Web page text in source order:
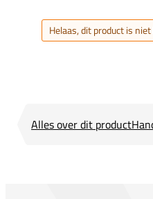
Helaas, dit product is
Alles over dit product